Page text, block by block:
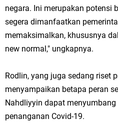
negara. Ini merupakan potensi
segera dimanfaatkan
memaksimalkan, khususnya
new normal," ungkapnya.
Rodlin, yang juga sedang riset
menyampaikan betapa peran
Nahdliyyin dapat
penanganan Covid-19.